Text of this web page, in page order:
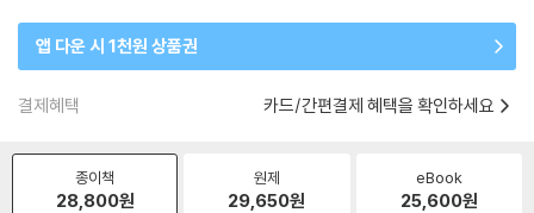
앱 다운 시 1천원 상품권
결제혜택 카드/간편결제 혜택을 확인하세요
종이책
28,800원
원제
29,650원
eBook
25,600원